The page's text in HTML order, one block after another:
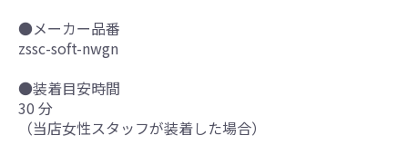
●メーカー品番
zssc-soft-nwgn
●装着目安時間
30 分
（当店女性スタッフが装着した場合）